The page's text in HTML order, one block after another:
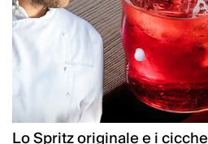
Lo Spritz originale e i